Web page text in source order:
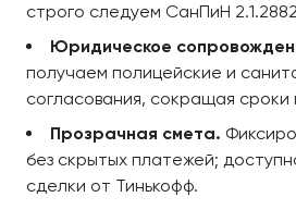
строго следуем СанПиН
Юридическое
получаем полицейские и
согласования, сокращая
Прозрачная смета.
без скрытых платежей;
сделки от Тинькофф.